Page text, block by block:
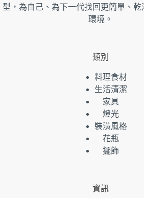
型，為自己、為下一代找回更簡單、
環境。
類別
料理食材
生活清潔
家具
燈光
裝潢風格
花瓶
擺飾
資訊